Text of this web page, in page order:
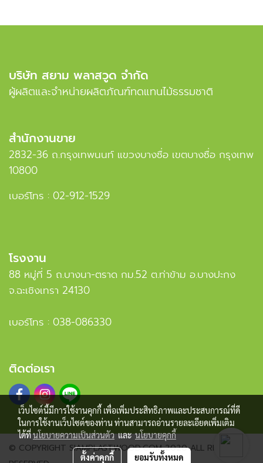
บริษัท สยาม พลาสวูด จำกัด
ผู้ผลิตและจำหน่ายผลิตภัณฑ์ทดแทนไม้ธรรมชาติ
สำนักงานขาย
2832-36 ถ.กรุงเทพนนท์ แขวงบางซื่อ เขตบางซื่อ กรุงเทพ
10800
เบอร์โทร : 02-912-1529
โรงงาน
88 หมู่ที่ 5 ถ.บางนา-ตราด กม.52 ต.ท่าข้าม อ.บางปะกง
จ.ฉะเชิงเทรา 24130
เบอร์โทร : 038-086330
ติดต่อเรา
© COPYRIGHT SIAMPLASTWOOD.COM 2020 ALL RIGHTS
เว็บไซต์นี้มีการใช้งานคุกกี้ เพื่อเพิ่มประสิทธิภาพและประสบการณ์ที่ดี
ในการใช้งานเว็บไซต์ของท่าน ท่านสามารถอ่านรายละเอียดเพิ่มเติม
ได้ที่นโยบายความเป็นส่วนตัวและนโยบายคุกกี้
ตั้งค่าคุกกี้ ยอมรับทั้งหมด